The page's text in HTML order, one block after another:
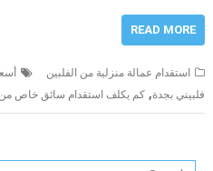
READ MORE
استقدام عمالة منزلية من الفلبين
فلبيني بجدة,كم يكلف استقدام سائق خاص من